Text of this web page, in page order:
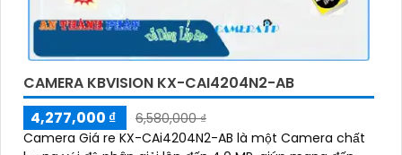
CAMERA KBVISION KX-CAI4204N2-AB
4,277,000 ₫
6,580,000 ₫
Camera Giá re KX-CAi4204N2-AB là một Camera chất